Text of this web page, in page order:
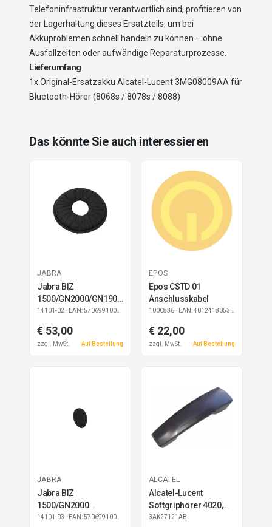
Telefoninfrastruktur verantwortlich sind, profitieren von
der Lagerhaltung dieses Ersatzteils, um bei
Akkuproblemen schnell handeln zu können – ohne
Ausfallzeiten oder aufwändige Reparaturprozesse.
Lieferumfang
1x Original-Ersatzakku Alcatel-Lucent 3MG08009AA für
Bluetooth-Hörer (8068s / 8078s / 8088)
Das könnte Sie auch interessieren
JABRA
Jabra BIZ
1500/GN2000/GN1900
Leder-Ohrkissen 10
14101-02 · EAN: 5706991002164
€ 53,00
zzgl. MwSt. Auf Bestellung
EPOS
Epos CSTD 01
Anschlusskabel
1000836 · EAN: 4012418053628
€ 22,00
zzgl. MwSt. Auf Bestellung
JABRA
Jabra BIZ
1500/GN2000
Windschutz
14101-03 · EAN: 5706991003109
ALCATEL
Alcatel-Lucent
Softgriphörer 4020,
4035 Reflexes
3AK27121AB